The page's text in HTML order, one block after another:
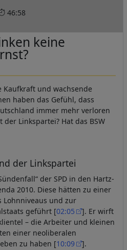
46:58
keine
Kaufkraft und wachsende
haben das Gefühl, dass
immer mehr verloren
Linkspartei? Hat das BSW
der Linkspartei
der SPD in den Hartz-
2010. Diese hätten zu einer
Lohnniveaus und zur
geführt [02:05
]. Er wirft
– die Arbeiter und kleinen
einer neoliberalen
zu haben [10:09
].